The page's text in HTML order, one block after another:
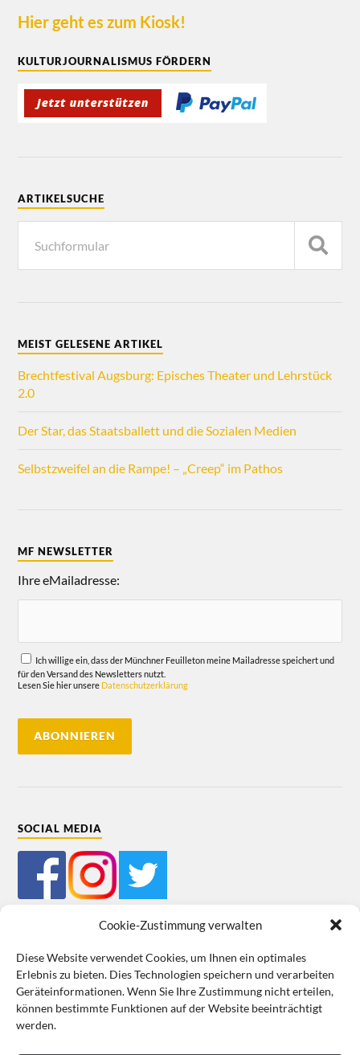
Cookie-Zustimmung verwalten
Diese Website verwendet Cookies, um Ihnen ein optimales
Erlebnis zu bieten. Dies Technologien speichern und verarbeiten
Geräteinformationen. Wenn Sie Ihre Zustimmung nicht erteilen,
können bestimmte Funktionen auf der Website beeinträchtigt
werden.
Hier geht es zum Kiosk!
KULTURJOURNALISMUS FÖRDERN
ARTIKELSUCHE
MEIST GELESENE ARTIKEL
Brechtfestival Augsburg: Episches Theater und Lehrstück
2.0
Der Star, das Staatsballett und die Sozialen Medien
Selbstzweifel an die Rampe! – „Creep“ im Pathos
MF NEWSLETTER
Ihre eMailadresse:
Ich willige ein, dass der Münchner Feuilleton meine Mailadresse speichert und
für den Versand des Newsletters nutzt.
Lesen Sie hier unsere Datenschutzerklärung
SOCIAL MEDIA
Mein Bestellkonto Kundeninformationen Datenschutz
Cookie-Richtlinie (EU) Impressum